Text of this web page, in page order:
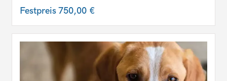
Festpreis750,00 €